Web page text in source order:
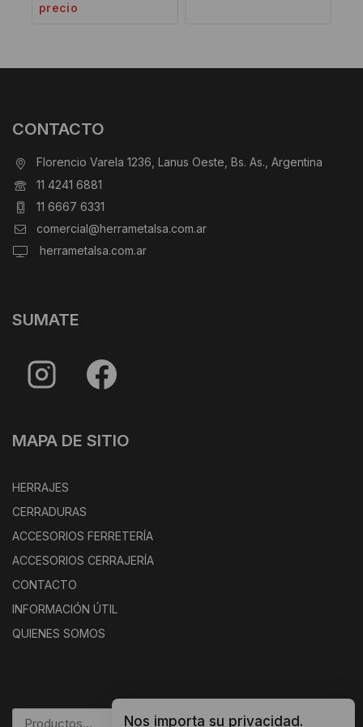
precio
CONTACTO
Florencio Varela 1236, Lanus Oeste, Bs. As., Argentina
11 4241 6881
11 6667 6331
comercial@herrametalsa.com.ar
herrametalsa.com.ar
SUMATE
MAPA DE SITIO
HERRAJES
CERRADURAS
ACCESORIOS FERRETERÍA
ACCESORIOS CERRAJERÍA
CONTACTO
INFORMACIÓN ÚTIL
QUIENES SOMOS
BUSCAR
Nos importa su privacidad.